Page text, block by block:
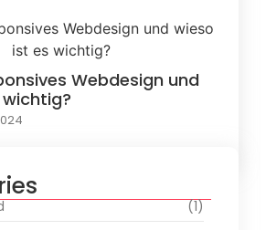
Webdesign und
(1)